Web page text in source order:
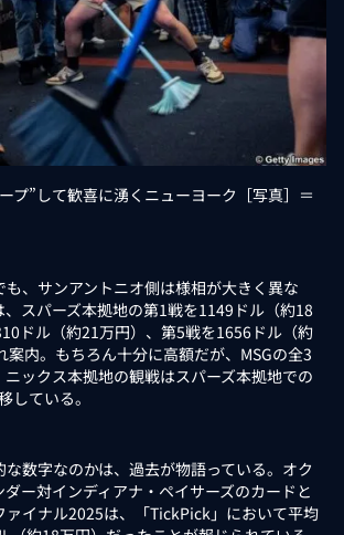
プ”して歓喜に湧くニューヨーク［写真］＝
、サンアントニオ側は様相が大きく異な
スパーズ本拠地の第1戦を1149ドル（約18
ドル（約21万円）、第5戦を1656ドル（約
案内。もちろん十分に高額だが、MSGの全3
ックス本拠地の観戦はスパーズ本拠地での
している。
数字なのかは、過去が物語っている。オク
ー対インディアナ・ペイサーズのカードと
ァイナル2025は、「TickPick」において平均